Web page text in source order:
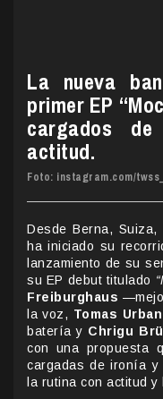
La nueva
primer EP
cargados
actitud.
Foto: instagram.com/
Desde Berna, Suiza,
ha iniciado su
lanzamiento de su
su EP debut titulado
Freiburghaus
la voz, Tomas
batería y Chrigu
con una propuesta
cargadas de ironía
la rutina con actitud y